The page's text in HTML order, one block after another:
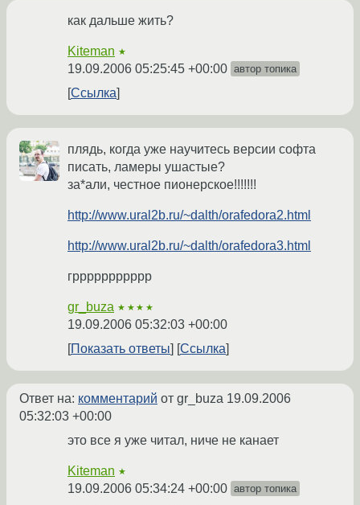
как дальше жить?
Kiteman ★
19.09.2006 05:25:45 +00:00 автор топика
Ссылка
плядь, когда уже научитесь версии софта
писать, ламеры ушастые?
за*али, честное пионерское!!!!!!!
http://www.ural2b.ru/~dalth/orafedora2.html
http://www.ural2b.ru/~dalth/orafedora3.html
гррррррррррр
gr_buza ★★★★
19.09.2006 05:32:03 +00:00
Показать ответы
Ссылка
Ответ на: комментарий от gr_buza 19.09.2006
05:32:03 +00:00
это все я уже читал, ниче не канает
Kiteman ★
19.09.2006 05:34:24 +00:00 автор топика